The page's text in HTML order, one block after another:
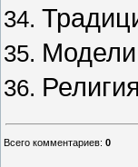
Модели
Всего комментариев: 0